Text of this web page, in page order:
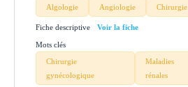
Algologie
Angiologie Chirurgie
Fiche descriptive
Mots clés
Chirurgie
gynécologique
Maladies
rénales